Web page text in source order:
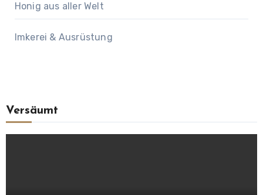
Honig aus aller Welt
Imkerei & Ausrüstung
Versäumt